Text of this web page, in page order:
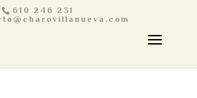
610 246 231